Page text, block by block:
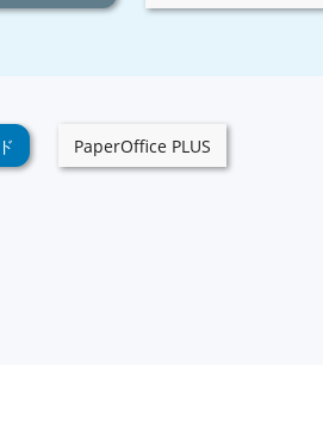
PaperOffice PLUS